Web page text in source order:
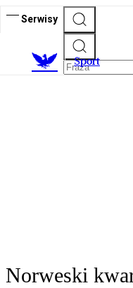
Serwisy
Sport
Norweski